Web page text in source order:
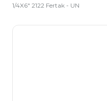
1/4X6" 2122 Fertak - UN
2 sacola
3º mala